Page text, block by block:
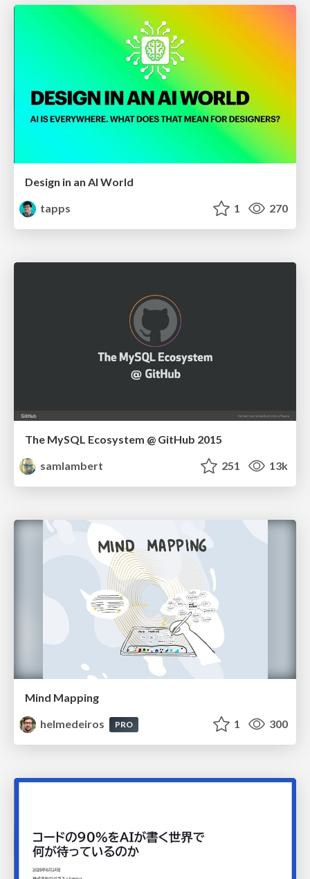
Design in an AI World
tapps
1 270
The MySQL Ecosystem @ GitHub 2015
samlambert
251 13k
Mind Mapping
helmedeiros
PRO 1 300